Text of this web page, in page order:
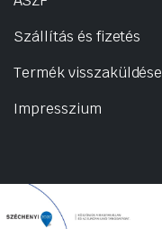
Szállítás és fizetés
Termék visszaküldése
Impresszium